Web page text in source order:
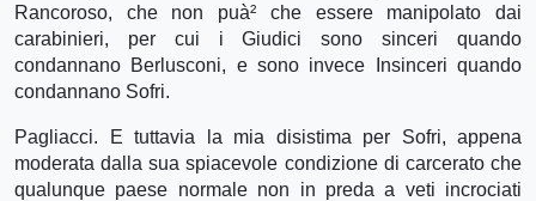
Rancoroso, che non puà² che essere manipolato dai
carabinieri, per cui i Giudici sono sinceri quando
condannano Berlusconi, e sono invece Insinceri quando
condannano Sofri.
Pagliacci. E tuttavia la mia disistima per Sofri, appena
moderata dalla sua spiacevole condizione di carcerato che
qualunque paese normale non in preda a veti incrociati